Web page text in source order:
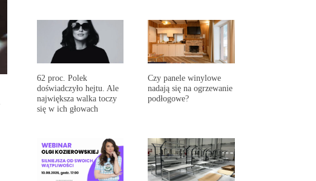
62 proc. Polek
doświadczyło hejtu. Ale
największa walka toczy
się w ich głowach
Czy panele winylowe
nadają się na ogrzewanie
podłogowe?